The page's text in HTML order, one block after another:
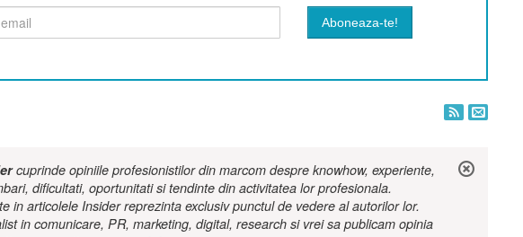
cuprinde opiniile profesionistilor din marcom despre knowhow, experiente,
dificultati, oportunitati si tendinte din activitatea lor profesionala.
in articolele Insider reprezinta exclusiv punctul de vedere al autorilor lor.
in comunicare, PR, marketing, digital, research si vrei sa publicam opinia